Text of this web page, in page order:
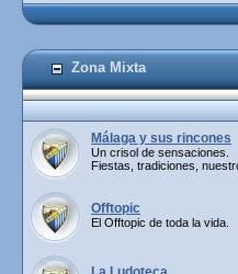
Zona Mixta
Málaga y sus rincones
Un crisol de sensaciones.
Fiestas, tradiciones,
Offtopic
El Offtopic de toda la vida.